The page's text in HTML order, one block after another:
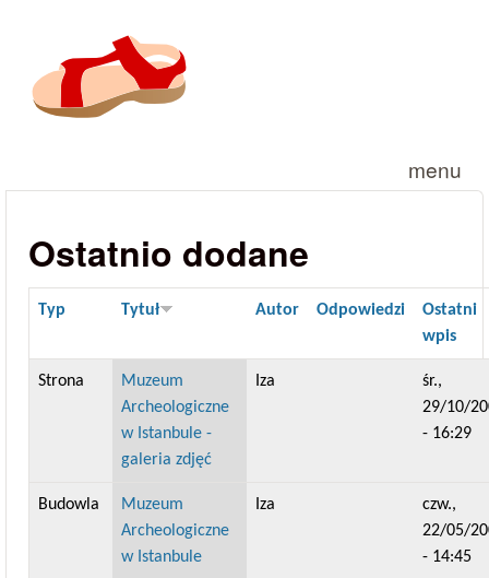
menu
Ostatnio dodane
Typ Tytuł Autor Odpowiedzi
Ostatni
wpis
Strona
Muzeum
Archeologiczne
w Istanbule -
galeria zdjęć
Iza
śr.,
29/10/
- 16:29
Budowla
Muzeum
Archeologiczne
w Istanbule
Iza
czw.,
22/05/
- 14:45